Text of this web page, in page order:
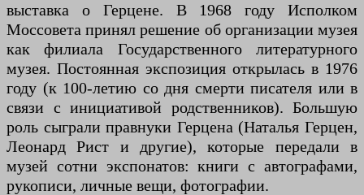
выставка о Герцене. В 1968 году Исполком
Моссовета принял решение об организации музея
как филиала Государственного литературного
музея. Постоянная экспозиция открылась в 1976
году (к 100-летию со дня смерти писателя или в
связи с инициативой родственников). Большую
роль сыграли правнуки Герцена (Наталья Герцен,
Леонард Рист и другие), которые передали в
музей сотни экспонатов: книги с автографами,
рукописи, личные вещи, фотографии.